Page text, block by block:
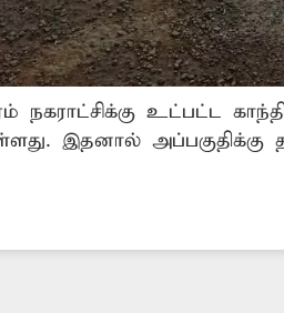
நகராட்சிக்கு உட்பட்ட
இதனால் அப்பகுதிக்கு
ஓடுகிறது. மேலும்
மாறியுள்ளது.